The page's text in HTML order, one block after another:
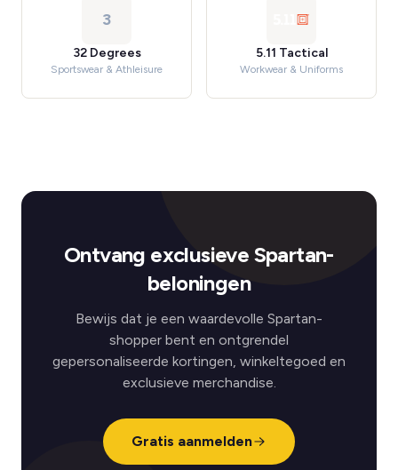
3
32 Degrees
Sportswear & Athleisure
5.11 Tactical
Workwear & Uniforms
Ontvang exclusieve Spartan-
beloningen
Bewijs dat je een waardevolle Spartan-
shopper bent en ontgrendel
gepersonaliseerde kortingen, winkeltegoed en
exclusieve merchandise.
Gratis aanmelden